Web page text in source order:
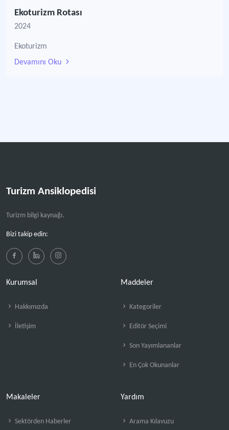
Ekoturizm Rotası
2024
Ekoturizm
Devamını Oku
Turizm Ansiklopedisi
Turizm bilgi kaynağı.
Bizi takip edin:
Kurumsal
Hakkımızda
İletişim
Maddeler
Kategoriler
Editör Seçimi
Son Yayımlananlar
En Çok Okunanlar
Makaleler
Sektörden Haberler
Yardım
Arama Kılavuzu